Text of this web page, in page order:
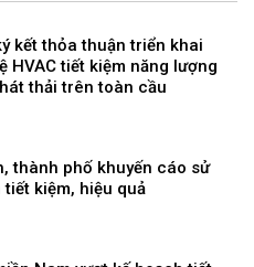
kết thỏa thuận triển khai
HVAC tiết kiệm năng lượng
thải trên toàn cầu
thành phố khuyến cáo sử
tiết kiệm, hiệu quả